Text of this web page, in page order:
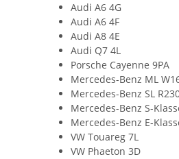
Audi A6 4G
Audi A6 4F
Audi A8 4E
Audi Q7 4L
Porsche Cayenne 9PA
Mercedes-Benz ML
Mercedes-Benz SL
Mercedes-Benz S-
Mercedes-Benz E-
VW Touareg 7L
VW Phaeton 3D